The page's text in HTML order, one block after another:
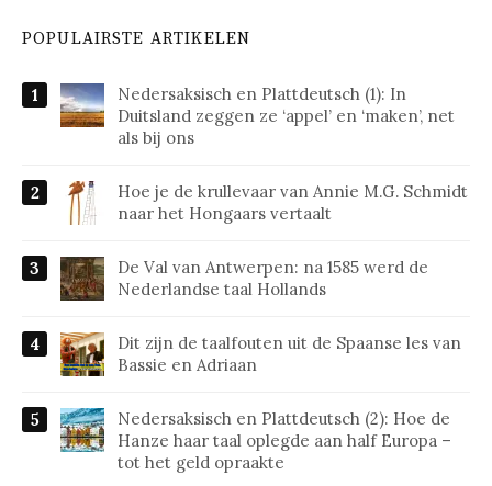
POPULAIRSTE ARTIKELEN
Nedersaksisch en Plattdeutsch (1): In
Duitsland zeggen ze ‘appel’ en ‘maken’, net
als bij ons
Hoe je de krullevaar van Annie M.G. Schmidt
naar het Hongaars vertaalt
De Val van Antwerpen: na 1585 werd de
Nederlandse taal Hollands
Dit zijn de taalfouten uit de Spaanse les van
Bassie en Adriaan
Nedersaksisch en Plattdeutsch (2): Hoe de
Hanze haar taal oplegde aan half Europa –
tot het geld opraakte